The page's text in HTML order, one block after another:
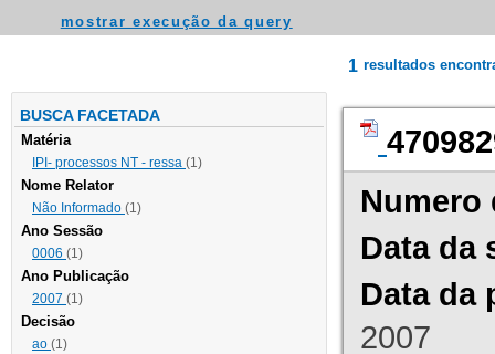
mostrar execução da query
BUSCA FACETADA
Matéria
IPI- processos NT - ressa (1)
Nome Relator
Não Informado (1)
Ano Sessão
0006 (1)
Ano Publicação
2007 (1)
Decisão
ao (1)
1 resultados
Numero
Data da
Data da
2007